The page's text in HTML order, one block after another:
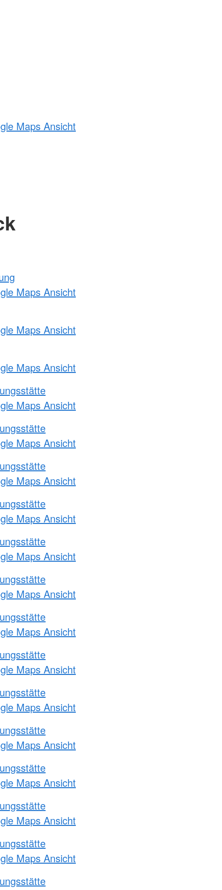
Maps Ansicht
Maps Ansicht
Maps Ansicht
Maps Ansicht
Maps Ansicht
Maps Ansicht
Maps Ansicht
Maps Ansicht
Maps Ansicht
Maps Ansicht
Maps Ansicht
Maps Ansicht
Maps Ansicht
Maps Ansicht
Maps Ansicht
Maps Ansicht
Maps Ansicht